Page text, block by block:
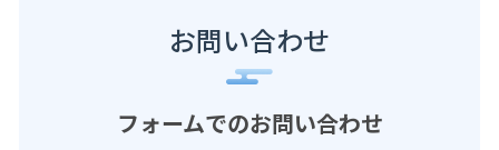
お問い合わせ
フォームでのお問い合わせ